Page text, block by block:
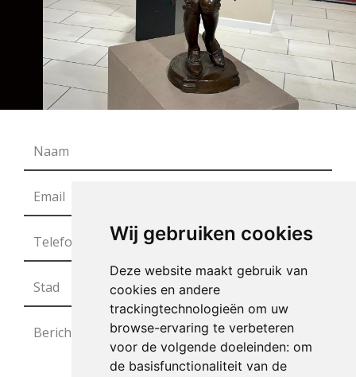
Wij gebruiken cookies
Deze website maakt gebruik van
cookies en andere
trackingtechnologieën om uw
browse-ervaring te verbeteren
voor de volgende doeleinden: om
de basisfunctionaliteit van de